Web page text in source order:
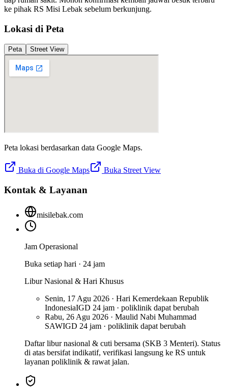
ke pihak RS Misi Lebak sebelum berkunjung.
Lokasi di Peta
Peta Street View
Peta lokasi berdasarkan data Google Maps.
Buka di Google Maps Buka Street View
Kontak & Layanan
misilebak.com
Jam Operasional
Buka setiap hari · 24 jam
Libur Nasional & Hari Khusus
Senin, 17 Agu 2026 · Hari Kemerdekaan Republik
IndonesiaIGD 24 jam · poliklinik dapat berubah
Rabu, 26 Agu 2026 · Maulid Nabi Muhammad
SAWIGD 24 jam · poliklinik dapat berubah
Daftar libur nasional & cuti bersama (SKB 3 Menteri). Status
di atas bersifat indikatif, verifikasi langsung ke RS untuk
layanan poliklinik & rawat jalan.